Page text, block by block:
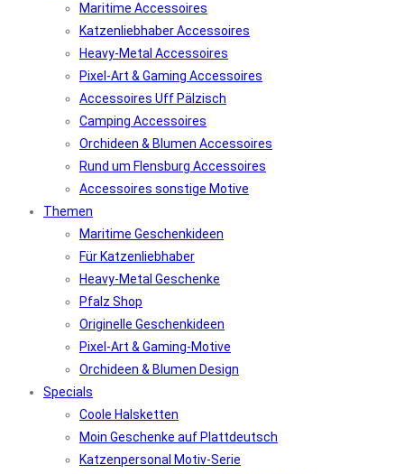
Maritime Accessoires
Katzenliebhaber Accessoires
Heavy-Metal Accessoires
Pixel-Art & Gaming Accessoires
Accessoires Uff Pälzisch
Camping Accessoires
Orchideen & Blumen Accessoires
Rund um Flensburg Accessoires
Accessoires sonstige Motive
Themen
Maritime Geschenkideen
Für Katzenliebhaber
Heavy-Metal Geschenke
Pfalz Shop
Originelle Geschenkideen
Pixel-Art & Gaming-Motive
Orchideen & Blumen Design
Specials
Coole Halsketten
Moin Geschenke auf Plattdeutsch
Katzenpersonal Motiv-Serie